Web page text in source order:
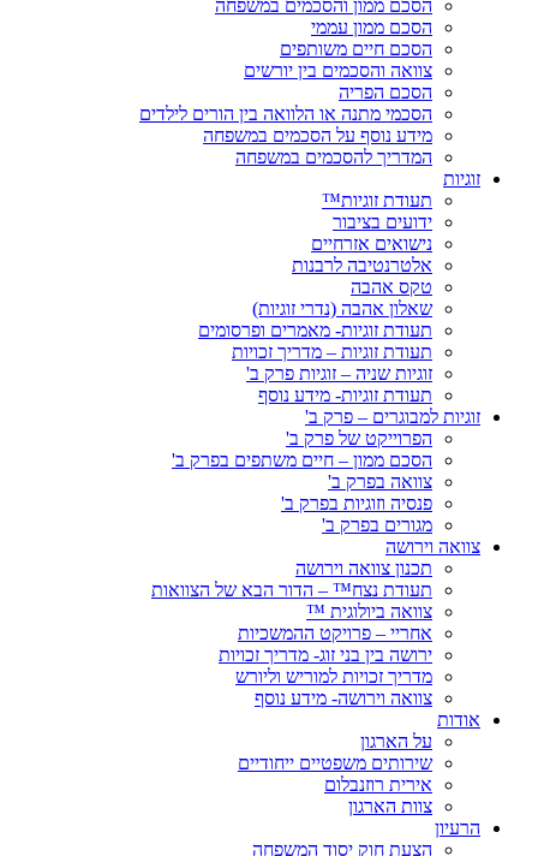
הסכם ממון והסכמים במשפחה
הסכם ממון עממי
הסכם חיים משותפים
צוואה והסכמים בין יורשים
הסכם הפריה
הסכמי מתנה או הלוואה בין הורים לילדים
מידע נוסף על הסכמים במשפחה
המדריך להסכמים במשפחה
זוגיות
תעודת זוגיות™
ידועים בציבור
נישואים אזרחיים
אלטרנטיבה לרבנות
טקס אהבה
שאלון אהבה (נדרי זוגיות)
תעודת זוגיות- מאמרים ופרסומים
תעודת זוגיות – מדריך זכויות
זוגיות שניה – זוגיות פרק ב'
תעודת זוגיות- מידע נוסף
זוגיות למבוגרים – פרק ב'
הפרוייקט של פרק ב'
הסכם ממון – חיים משתפים בפרק ב'
צוואה בפרק ב'
פנסיה וזוגיות בפרק ב'
מגורים בפרק ב'
צוואה וירושה
תכנון צוואה וירושה
תעודת נצח™ – הדור הבא של הצוואות
צוואה ביולוגית ™
אחריי – פרויקט ההמשכיות
ירושה בין בני זוג- מדריך זכויות
מדריך זכויות למוריש וליורש
צוואה וירושה- מידע נוסף
אודות
על הארגון
שירותים משפטיים ייחודיים
אירית רוזנבלום
צוות הארגון
הרעיון
הצעת חוק יסוד המשפחה